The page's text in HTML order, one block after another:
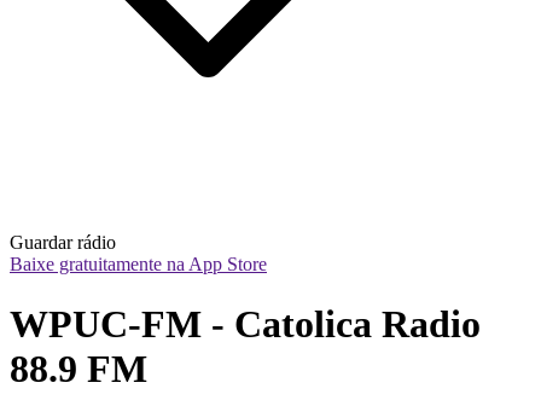
Guardar rádio
Baixe gratuitamente na App Store
WPUC-FM - Catolica Radio
88.9 FM